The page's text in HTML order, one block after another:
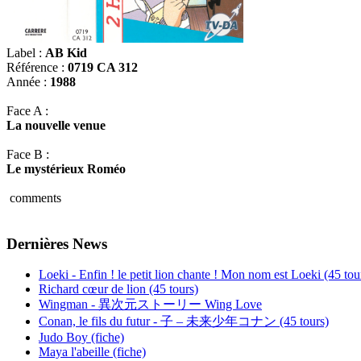
Label : AB Kid
Référence : 0719 CA 312
Année : 1988
Face A :
La nouvelle venue
Face B :
Le mystérieux Roméo
comments
Dernières News
Loeki - Enfin ! le petit lion chante ! Mon nom est Loeki (45
Richard cœur de lion (45 tours)
Wingman - 異次元ストーリー Wing Love
Conan, le fils du futur - 子 – 未来少年コナン (45 tours)
Judo Boy (fiche)
Maya l'abeille (fiche)